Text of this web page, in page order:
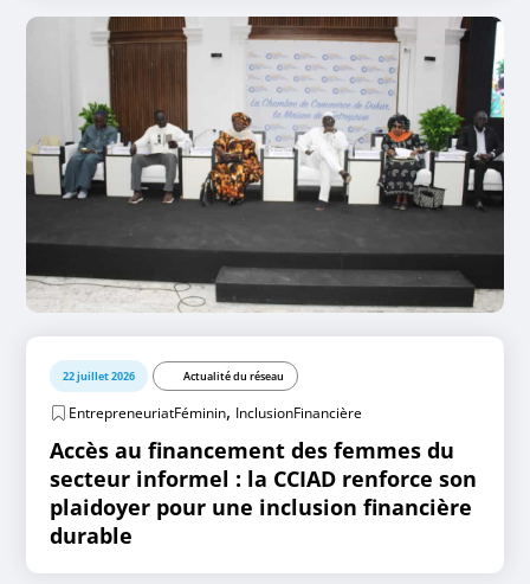
22 juillet 2026 Actualité du réseau
EntrepreneuriatFéminin, InclusionFinancière
Accès au financement des femmes du
secteur informel : la CCIAD renforce son
plaidoyer pour une inclusion financière
durable